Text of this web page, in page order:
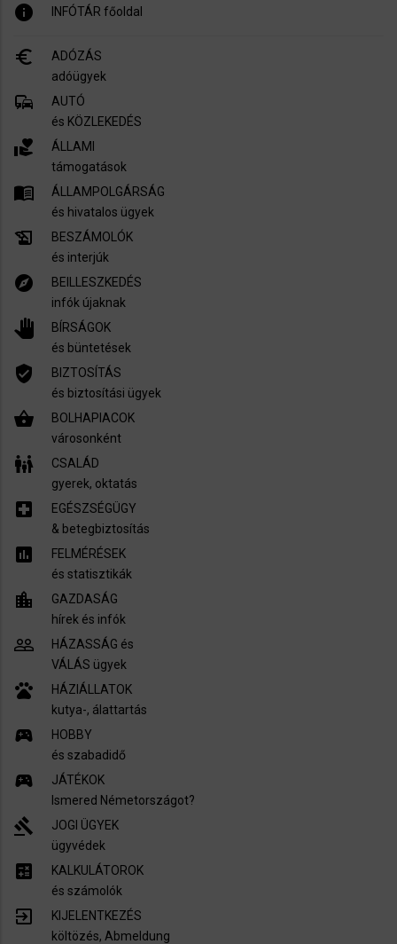
info INFÓTÁR főoldal
euro_symbol
ADÓZÁS
adóügyek
commute
AUTÓ
és KÖZLEKEDÉS
volunteer_activism
ÁLLAMI
támogatások
menu_book
ÁLLAMPOLGÁRSÁG
és hivatalos ügyek
history_edu
BESZÁMOLÓK
és interjúk
explore
BEILLESZKEDÉS
infók újaknak
pan_tool
BÍRSÁGOK
és büntetések
verified_user
BIZTOSÍTÁS
és biztosítási ügyek
shopping_basket
BOLHAPIACOK
városonként
family_restroom
CSALÁD
gyerek, oktatás
local_hospital
EGÉSZSÉGÜGY
​& betegbiztosítás
assessment
FELMÉRÉSEK
és statisztikák
location_city
GAZDASÁG
hírek és infók
people_outline
HÁZASSÁG és
VÁLÁS ügyek
pets
HÁZIÁLLATOK
kutya-, álattartás
sports_esports
HOBBY
és szabadidő
sports_esports
JÁTÉKOK
Ismered Németországot?
gavel
JOGI ÜGYEK
ügyvédek
calculate
KALKULÁTOROK
és számolók
exit_to_app
KIJELENTKEZÉS
költözés, Abmeldung